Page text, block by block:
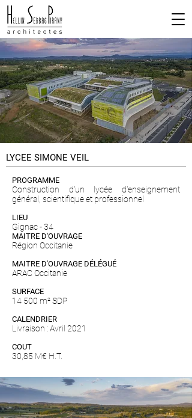
LYCEE SIMONE VEIL
PROGRAMME
Construction d'un lycée d'enseignement
général, scientifique et professionnel
LIEU
Gignac - 34
MAITRE D'OUVRAGE
Région Occitanie
MAITRE D'OUVRAGE DÉLÉGUÉ
ARAC Occitanie
SURFACE
14 500 m² SDP
CALENDRIER
Livraison : Avril 2021
COUT
30,85 M€ H.T.